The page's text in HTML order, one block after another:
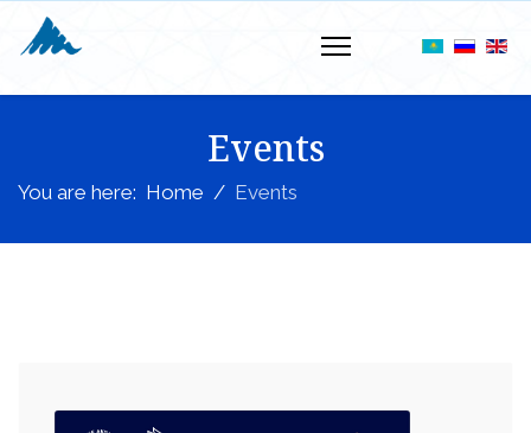
Events
You are here: Home Events